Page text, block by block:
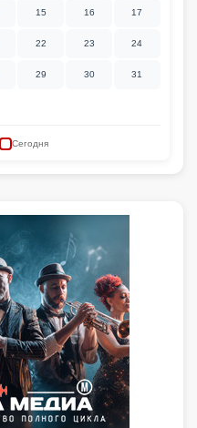
15 16 17
22 23 24
29 30 31
Сегодня